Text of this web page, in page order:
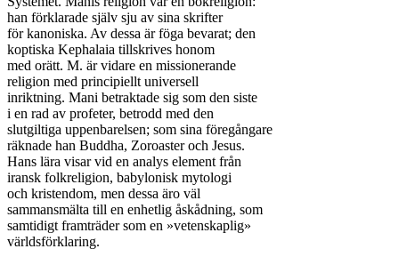
han förklarade själv sju av sina skrifter
för kanoniska. Av dessa är föga bevarat; den
koptiska Kephalaia tillskrives honom
med orätt. M. är vidare en missionerande
religion med principiellt universell
inriktning. Mani betraktade sig som den siste
i en rad av profeter, betrodd med den
slutgiltiga uppenbarelsen; som sina föregångare
räknade han Buddha, Zoroaster och Jesus.
Hans lära visar vid en analys element från
iransk folkreligion, babylonisk mytologi
och kristendom, men dessa äro väl
sammansmälta till en enhetlig åskådning, som
samtidigt framträder som en »vetenskaplig»
världsförklaring.